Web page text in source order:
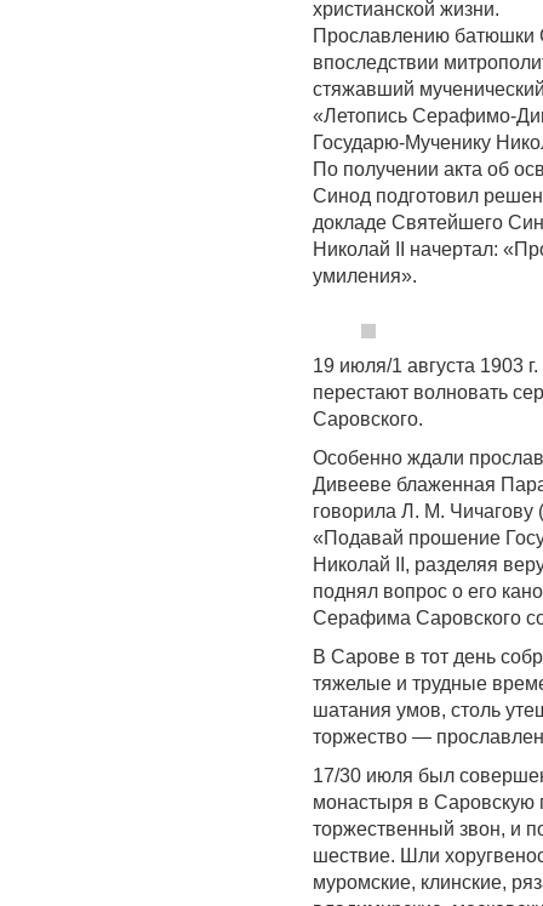
христианской жизни.
Прославлению батюшки
впоследствии
стяжавший
«Летопись Серафимо-
Государю-Мученику
По получении акта об
Синод подготовил
докладе Святейшего
Николай II начертал:
умиления».
19 июля/1 августа 1903
перестают волновать
Саровского.
Особенно ждали
Дивееве блаженная
говорила Л. М.
«Подавай прошение
Николай II, разделяя
поднял вопрос о его
Серафима Саровского
В Сарове в тот день
тяжелые и трудные
шатания умов, столь
торжество —
17/30 июля был
монастыря в Саровскую
торжественный звон, и
шествие. Шли
муромские, клинские,